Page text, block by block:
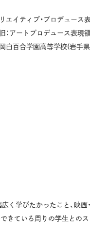
エイティブ・プロデュース
：アートプロデュース表現
白百合学園高等学校(岩手
学びたかったこと、映画
きている周りの学生との